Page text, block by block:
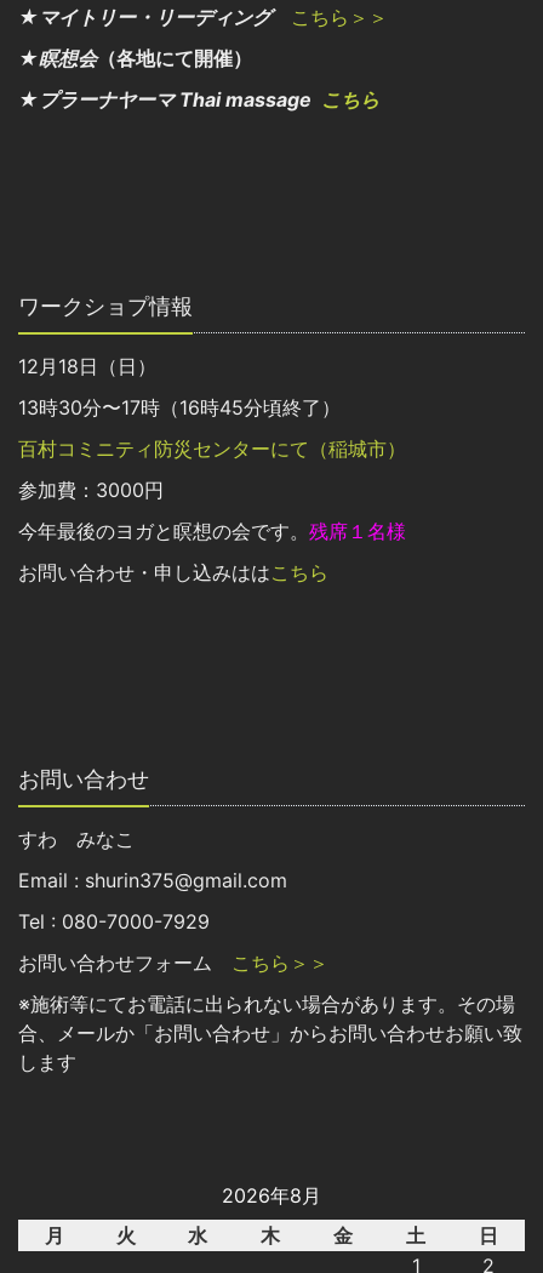
★マイトリー・リーディング
こちら＞＞
★瞑想会（各地にて開催）
★プラーナヤーマ Thai massage こちら
ワークショプ情報
12月18日（日）
13時30分〜17時（16時45分頃終了）
百村コミニティ防災センターにて（稲城市）
参加費：3000円
今年最後のヨガと瞑想の会です。 残席１名様
お問い合わせ・申し込みははこちら
お問い合わせ
すわ みなこ
Email : shurin375@gmail.com
Tel : 080-7000-7929
お問い合わせフォーム こちら＞＞
※施術等にてお電話に出られない場合があります。その場
合、メールか「お問い合わせ」からお問い合わせお願い致
します
2026年8月
月
火 水 木 金 土
日
1
2